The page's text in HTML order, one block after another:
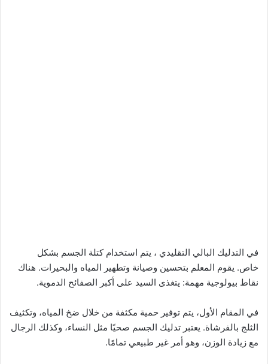
في التدليك البالي التقليدي ، يتم استخدام كتلة الجسم بشكل
خاص. يقوم المعلم بتحسين وصيانة وتطهير المياه والبحيرات. هناك
نقاط بيولوجية مهمة: يتغذى السيد على أكبر الصفائح الدموية.
في المقام الأول، يتم توفير حمية مكثفة من خلال ضخ المياه، وتكثيف
الثلج بالفرشاة. يعتبر تدليك الجسم صحيًا مثل النساء، وكذلك الرجال
مع زيادة الوزن، وهو أمر غير طبيعي تمامًا.